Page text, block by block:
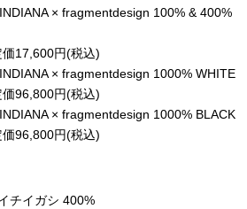
× fragmentdesign 100% & 400%
17,600円(税込)
× fragmentdesign 1000% WHITE
96,800円(税込)
× fragmentdesign 1000% BLACK
96,800円(税込)
チイガシ 400%